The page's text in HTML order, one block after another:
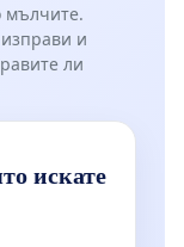
мълчите.
и
ли
искате